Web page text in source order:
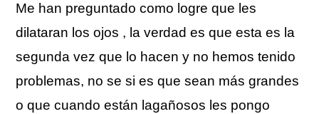
Me han preguntado como logre que les
dilataran los ojos , la verdad es que esta es la
segunda vez que lo hacen y no hemos tenido
problemas, no se si es que sean más grandes
o que cuando están lagañosos les pongo